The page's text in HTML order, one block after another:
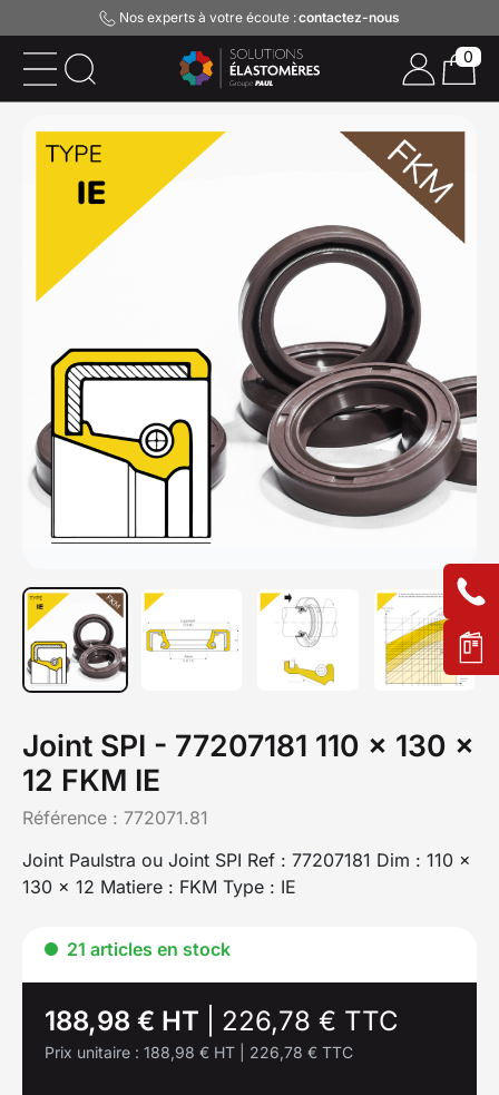
Nos experts à votre écoute :contactez-nous
Joint SPI - 77207181 110 x 130 x
12 FKM IE
Référence : 772071.81
Joint Paulstra ou Joint SPI Ref : 77207181 Dim : 110 x
130 x 12 Matiere : FKM Type : IE
21 articles en stock
188,98 € HT 226,78 € TTC
Prix unitaire : 188,98 € HT 226,78 € TTC
0